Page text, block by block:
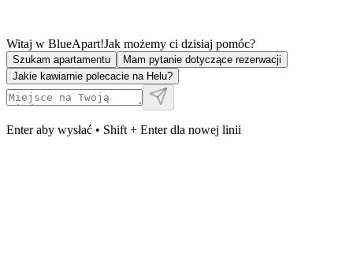
Witaj w BlueApart!Jak możemy ci dzisiaj pomóc?
Szukam apartamentu
Mam pytanie dotyczące rezerwacji
Jakie kawiarnie polecacie na Helu?
Enter aby wysłać • Shift + Enter dla nowej linii